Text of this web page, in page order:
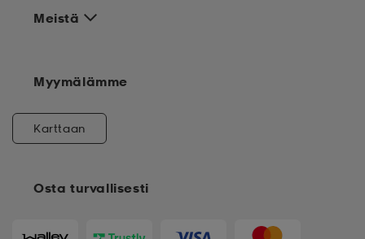
Meistä
Osta turvallisesti
Myymälämme
Karttaan